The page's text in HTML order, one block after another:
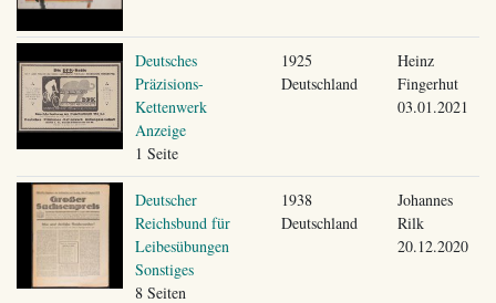
Deutsches
Präzisions-
Kettenwerk
Anzeige
1 Seite
1925
Deutschland
Heinz
Fingerhut
03.01.2021
Deutscher
Reichsbund für
Leibesübungen
Sonstiges
8 Seiten
1938
Deutschland
Johannes
Rilk
20.12.2020